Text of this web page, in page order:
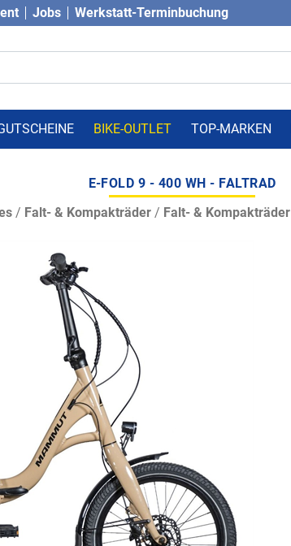
Jobs Werkstatt-Terminbuchung
BIKE-OUTLET TOP-MARKEN
E-FOLD 9 - 400 WH - FALTRAD
/ Falt- & Kompakträder / Falt- & Kompakträder